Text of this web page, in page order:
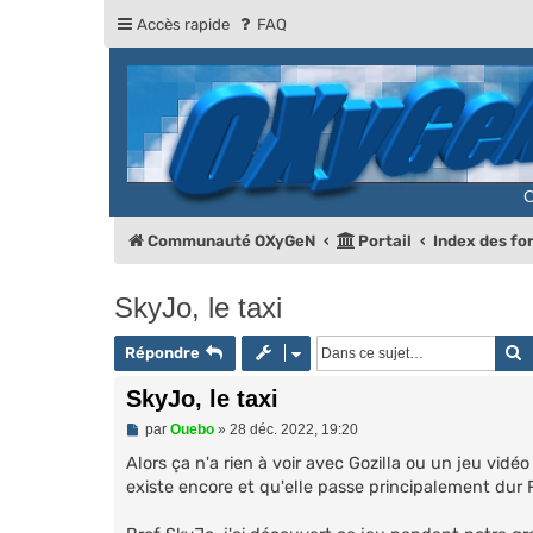
Accès rapide FAQ
Communauté OXyGeN Portail Index des
SkyJo, le taxi
Répondre
SkyJo, le taxi
M
s
s
a
e
par Ouebo» 28 déc. 2022, 19:20
Alors ça n'a rien à voir avec Gozilla ou un jeu
existe encore et qu'elle passe principalement dur